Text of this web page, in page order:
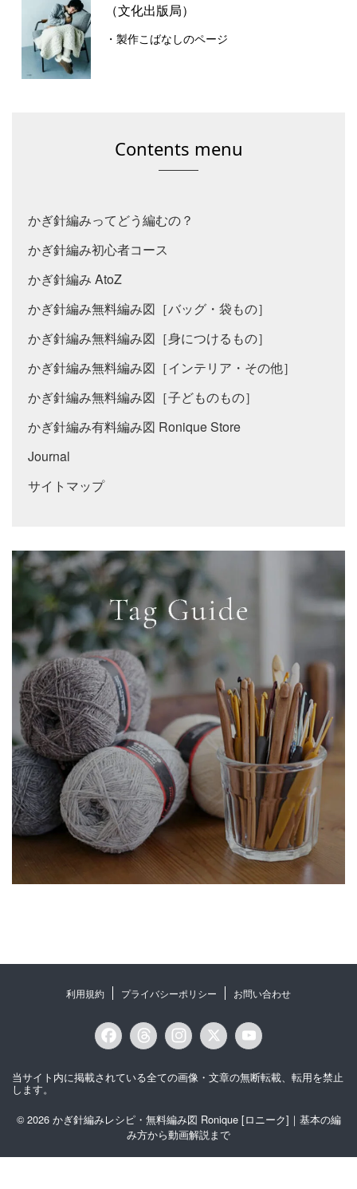
（文化出版局）
・製作こばなしのページ
Contents menu
かぎ針編みってどう編むの？
かぎ針編み初心者コース
かぎ針編み AtoZ
かぎ針編み無料編み図［バッグ・袋もの］
かぎ針編み無料編み図［身につけるもの］
かぎ針編み無料編み図［インテリア・その他］
かぎ針編み無料編み図［子どものもの］
かぎ針編み有料編み図 Ronique Store
Journal
サイトマップ
利用規約 プライバシーポリシー お問い合わせ
F
c
e
b
T
e
a
s
t
a
X
u
T
当サイト内に掲載されている全ての画像・文章の無断転載、転用を禁止
します。
© 2026 かぎ針編みレシピ・無料編み図 Ronique [ロニーク]｜基本の編
み方から動画解説まで